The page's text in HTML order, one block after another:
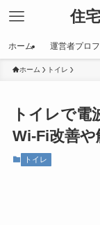
住
ホーム 運営者プロ
ホーム トイレ
トイレで電
Wi-Fi改善や
トイレ